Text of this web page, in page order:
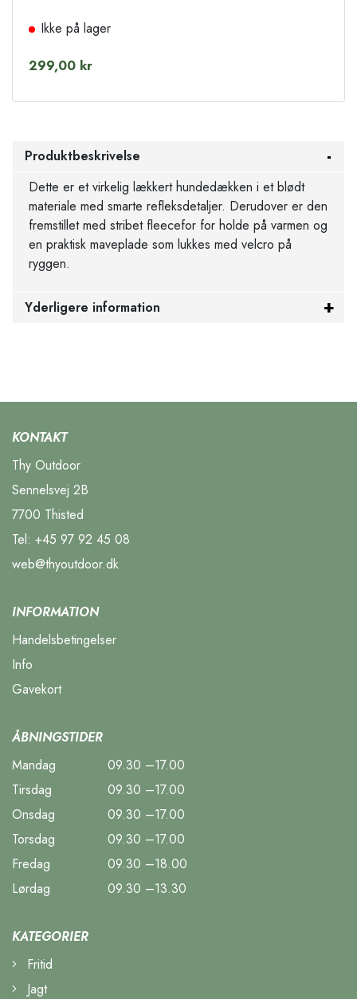
Ikke på lager
299,00 kr
Produktbeskrivelse
Dette er et virkelig lækkert hundedækken i et blødt
materiale med smarte refleksdetaljer. Derudover er den
fremstillet med stribet fleecefor for holde på varmen og
en praktisk maveplade som lukkes med velcro på
ryggen.
Yderligere information
KONTAKT
Thy Outdoor
Sennelsvej 2B
7700 Thisted
Tel: +45 97 92 45 08
web@thyoutdoor.dk
INFORMATION
Handelsbetingelser
Info
Gavekort
ÅBNINGSTIDER
Mandag
09.30 –17.00
Tirsdag
09.30 –17.00
Onsdag
09.30 –17.00
Torsdag
09.30 –17.00
Fredag
09.30 –18.00
Lørdag
09.30 –13.30
KATEGORIER
Fritid
Jagt